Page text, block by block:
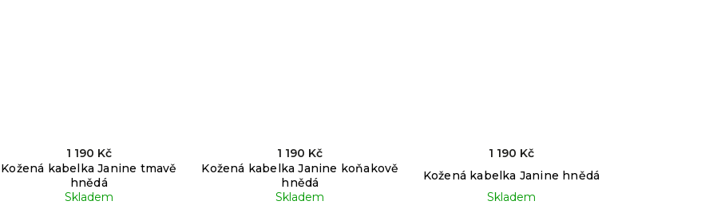
Kožená kabelka Janine tmavě
hnědá
Skladem
1 190 Kč
Kožená kabelka Janine koňakově
hnědá
Skladem
1 190 Kč
Kožená kabelka Janine hnědá
Skladem
1 190 Kč